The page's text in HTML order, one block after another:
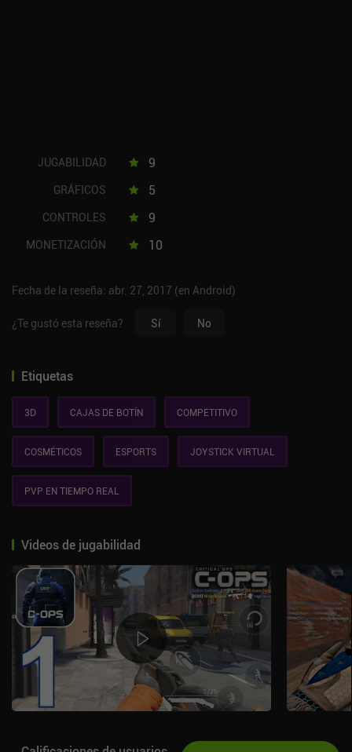
JUGABILIDAD 9
GRÁFICOS 5
CONTROLES 9
MONETIZACIÓN 10
Fecha de la reseña: abr. 27, 2017 (en Android)
¿Te gustó esta reseña? Sí No
Etiquetas
3D CAJAS DE BOTÍN COMPETITIVO
COSMÉTICOS ESPORTS JOYSTICK VIRTUAL
PVP EN TIEMPO REAL
Videos de jugabilidad